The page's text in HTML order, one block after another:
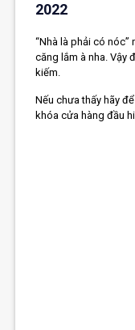
2022
“Nhà là phải có
căng lắm à nha. Vậy
kiếm.
Nếu chưa thấy hãy
khóa cửa hàng đầu